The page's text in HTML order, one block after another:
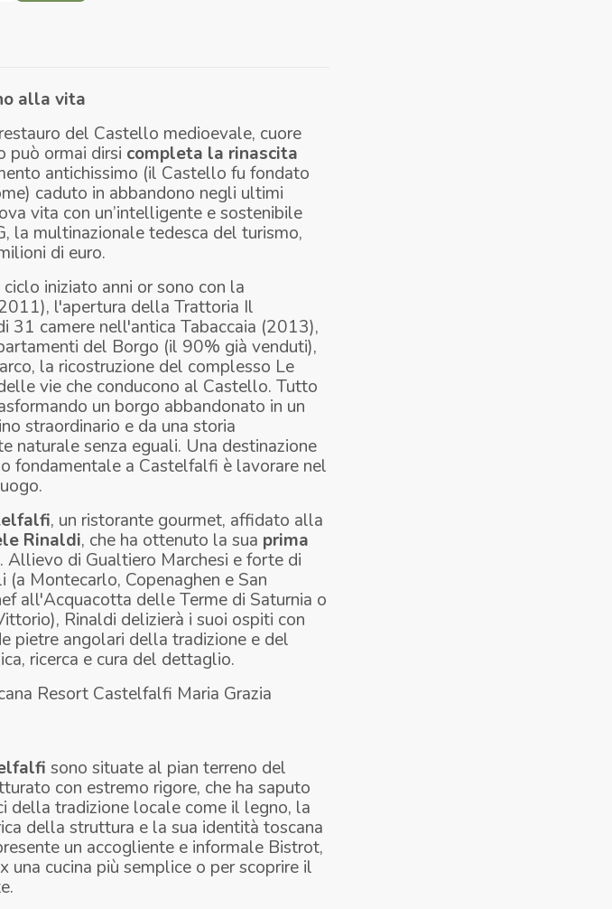
alla vita
del Castello medioevale, cuore
può ormai dirsi completa la rinascita
antichissimo (il Castello fu fondato
caduto in abbandono negli ultimi
vita con un’intelligente e sostenibile
la multinazionale tedesca del turismo,
di euro.
iniziato anni or sono con la
l'apertura della Trattoria Il
31 camere nell'antica Tabaccaia (2013),
del Borgo (il 90% già venduti),
la ricostruzione del complesso Le
vie che conducono al Castello. Tutto
un borgo abbandonato in un
straordinario e da una storia
naturale senza eguali. Una destinazione
fondamentale a Castelfalfi è lavorare nel
, un ristorante gourmet, affidato alla
Rinaldi, che ha ottenuto la sua prima
. Allievo di Gualtiero Marchesi e forte di
Montecarlo, Copenaghen e San
all'Acquacotta delle Terme di Saturnia o
Rinaldi delizierà i suoi ospiti con
pietre angolari della tradizione e del
ricerca e cura del dettaglio.
Resort Castelfalfi Maria Grazia
sono situate al pian terreno del
con estremo rigore, che ha saputo
della tradizione locale come il legno, la
della struttura e la sua identità toscana
un accogliente e informale Bistrot,
cucina più semplice o per scoprire il